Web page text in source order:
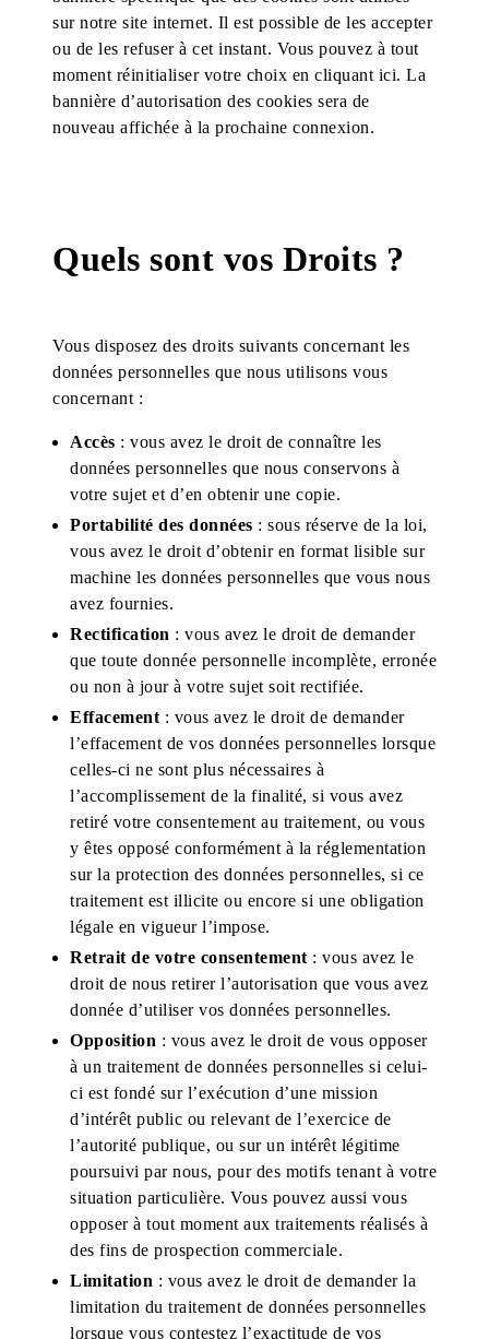
sur notre site internet. Il est possible de les accepter
ou de les refuser à cet instant. Vous pouvez à tout
moment réinitialiser votre choix en cliquant ici. La
bannière d’autorisation des cookies sera de
nouveau affichée à la prochaine connexion.
Quels sont vos Droits ?
Vous disposez des droits suivants concernant les
données personnelles que nous utilisons vous
concernant :
Accès : vous avez le droit de connaître les
données personnelles que nous conservons à
votre sujet et d’en obtenir une copie.
Portabilité des données : sous réserve de la loi,
vous avez le droit d’obtenir en format lisible sur
machine les données personnelles que vous nous
avez fournies.
Rectification : vous avez le droit de demander
que toute donnée personnelle incomplète, erronée
ou non à jour à votre sujet soit rectifiée.
Effacement : vous avez le droit de demander
l’effacement de vos données personnelles lorsque
celles-ci ne sont plus nécessaires à
l’accomplissement de la finalité, si vous avez
retiré votre consentement au traitement, ou vous
y êtes opposé conformément à la réglementation
sur la protection des données personnelles, si ce
traitement est illicite ou encore si une obligation
légale en vigueur l’impose.
Retrait de votre consentement : vous avez le
droit de nous retirer l’autorisation que vous avez
donnée d’utiliser vos données personnelles.
Opposition : vous avez le droit de vous opposer
à un traitement de données personnelles si celui-
ci est fondé sur l’exécution d’une mission
d’intérêt public ou relevant de l’exercice de
l’autorité publique, ou sur un intérêt légitime
poursuivi par nous, pour des motifs tenant à votre
situation particulière. Vous pouvez aussi vous
opposer à tout moment aux traitements réalisés à
des fins de prospection commerciale.
Limitation : vous avez le droit de demander la
limitation du traitement de données personnelles
lorsque vous contestez l’exactitude de vos